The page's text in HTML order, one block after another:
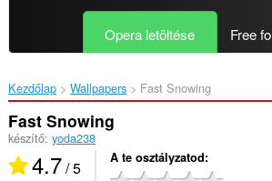
Opera letöltése Free
Kezdőlap Wallpapers Fast Snowing‎
Fast Snowing
készítő: yoda238
4.7/ 5 A te osztályzatod